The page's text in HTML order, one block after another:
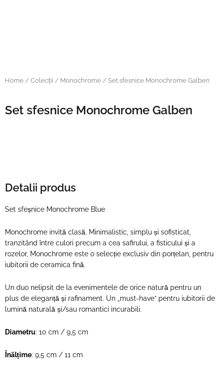
Home / Colecții / Monochrome / Set sfesnice Monochrome Galben
Set sfesnice Monochrome Galben
Detalii produs
Set sfeșnice Monochrome Blue
Monochrome invită clasă. Minimalistic, simplu și sofisticat,
tranzitând între culori precum a cea safirului, a fisticului și a
rozelor, Monochrome este o selecție exclusiv din porțelan, pentru
iubitorii de ceramica fină.
Un duo nelipsit de la evenimentele de orice natură pentru un
plus de eleganță și rafinament. Un „must-have” pentru iubitorii de
lumină naturală și/sau romantici incurabili.
Diametru: 10 cm / 9,5 cm
Înălțime: 9,5 cm / 11 cm